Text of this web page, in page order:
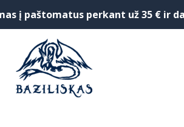
į paštomatus perkant už 35 € ir